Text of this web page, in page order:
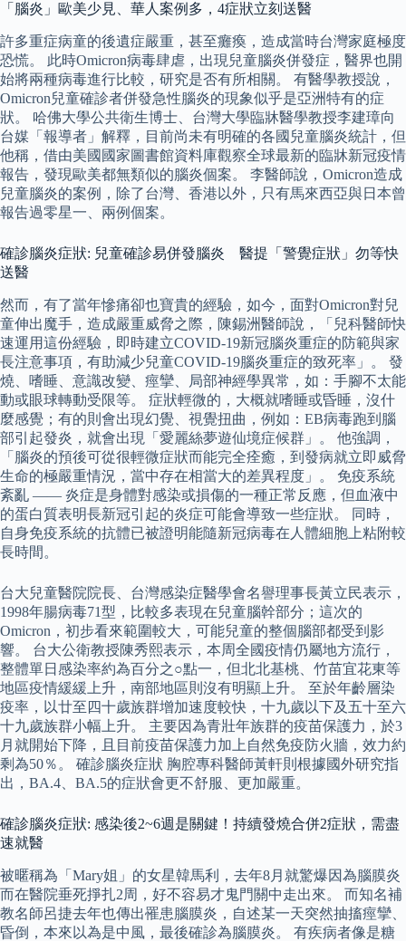
「腦炎」歐美少見、華人案例多，4症狀立刻送醫
許多重症病童的後遺症嚴重，甚至癱瘓，造成當時台灣家庭極度
恐慌。 此時Omicron病毒肆虐，出現兒童腦炎併發症，醫界也開
始將兩種病毒進行比較，研究是否有所相關。 有醫學教授說，
Omicron兒童確診者併發急性腦炎的現象似乎是亞洲特有的症
狀。 哈佛大學公共衛生博士、台灣大學臨牀醫學教授李建璋向
台媒「報導者」解釋，目前尚未有明確的各國兒童腦炎統計，但
他稱，借由美國國家圖書館資料庫觀察全球最新的臨牀新冠疫情
報告，發現歐美都無類似的腦炎個案。 李醫師說，Omicron造成
兒童腦炎的案例，除了台灣、香港以外，只有馬來西亞與日本曾
報告過零星一、兩例個案。
確診腦炎症狀: 兒童確診易併發腦炎 醫提「警覺症狀」勿等快
送醫
然而，有了當年慘痛卻也寶貴的經驗，如今，面對Omicron對兒
童伸出魔手，造成嚴重威脅之際，陳錫洲醫師說，「兒科醫師快
速運用這份經驗，即時建立COVID-19新冠腦炎重症的防範與家
長注意事項，有助減少兒童COVID-19腦炎重症的致死率」。 發
燒、嗜睡、意識改變、痙攣、局部神經學異常，如：手腳不太能
動或眼球轉動受限等。 症狀輕微的，大概就嗜睡或昏睡，沒什
麼感覺；有的則會出現幻覺、視覺扭曲，例如：EB病毒跑到腦
部引起發炎，就會出現「愛麗絲夢遊仙境症候群」。 他強調，
「腦炎的預後可從很輕微症狀而能完全痊癒，到發病就立即威脅
生命的極嚴重情況，當中存在相當大的差異程度」。 免疫系統
紊亂 —— 炎症是身體對感染或損傷的一種正常反應，但血液中
的蛋白質表明長新冠引起的炎症可能會導致一些症狀。 同時，
自身免疫系統的抗體已被證明能隨新冠病毒在人體細胞上粘附較
長時間。
台大兒童醫院院長、台灣感染症醫學會名譽理事長黃立民表示，
1998年腸病毒71型，比較多表現在兒童腦幹部分；這次的
Omicron，初步看來範圍較大，可能兒童的整個腦部都受到影
響。 台大公衛教授陳秀熙表示，本周全國疫情仍屬地方流行，
整體單日感染率約為百分之○點一，但北北基桃、竹苗宜花東等
地區疫情緩緩上升，南部地區則沒有明顯上升。 至於年齡層染
疫率，以廿至四十歲族群增加速度較快，十九歲以下及五十至六
十九歲族群小幅上升。 主要因為青壯年族群的疫苗保護力，於3
月就開始下降，且目前疫苗保護力加上自然免疫防火牆，效力約
剩為50％。 確診腦炎症狀 胸腔專科醫師黃軒則根據國外研究指
出，BA.4、BA.5的症狀會更不舒服、更加嚴重。
確診腦炎症狀: 感染後2~6週是關鍵！持續發燒合併2症狀，需盡
速就醫
被暱稱為「Mary姐」的女星韓馬利，去年8月就驚爆因為腦膜炎
而在醫院垂死掙扎2周，好不容易才鬼門關中走出來。 而知名補
教名師呂捷去年也傳出罹患腦膜炎，自述某一天突然抽搐痙攣、
昏倒，本來以為是中風，最後確診為腦膜炎。 有疾病者像是糖